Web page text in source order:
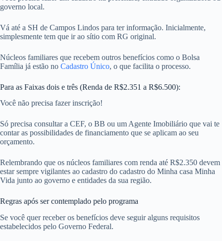
governo local.
Vá até a SH de Campos Lindos para ter informação. Inicialmente,
simplesmente tem que ir ao sítio com RG original.
Núcleos familiares que recebem outros benefícios como o Bolsa
Família já estão no Cadastro Único, o que facilita o processo.
Para as Faixas dois e três (Renda de R$2.351 a R$6.500):
Você não precisa fazer inscrição!
Só precisa consultar a CEF, o BB ou um Agente Imobiliário que vai te
contar as possibilidades de financiamento que se aplicam ao seu
orçamento.
Relembrando que os núcleos familiares com renda até R$2.350 devem
estar sempre vigilantes ao cadastro do cadastro do Minha casa Minha
Vida junto ao governo e entidades da sua região.
Regras após ser contemplado pelo programa
Se você quer receber os benefícios deve seguir alguns requisitos
estabelecidos pelo Governo Federal.